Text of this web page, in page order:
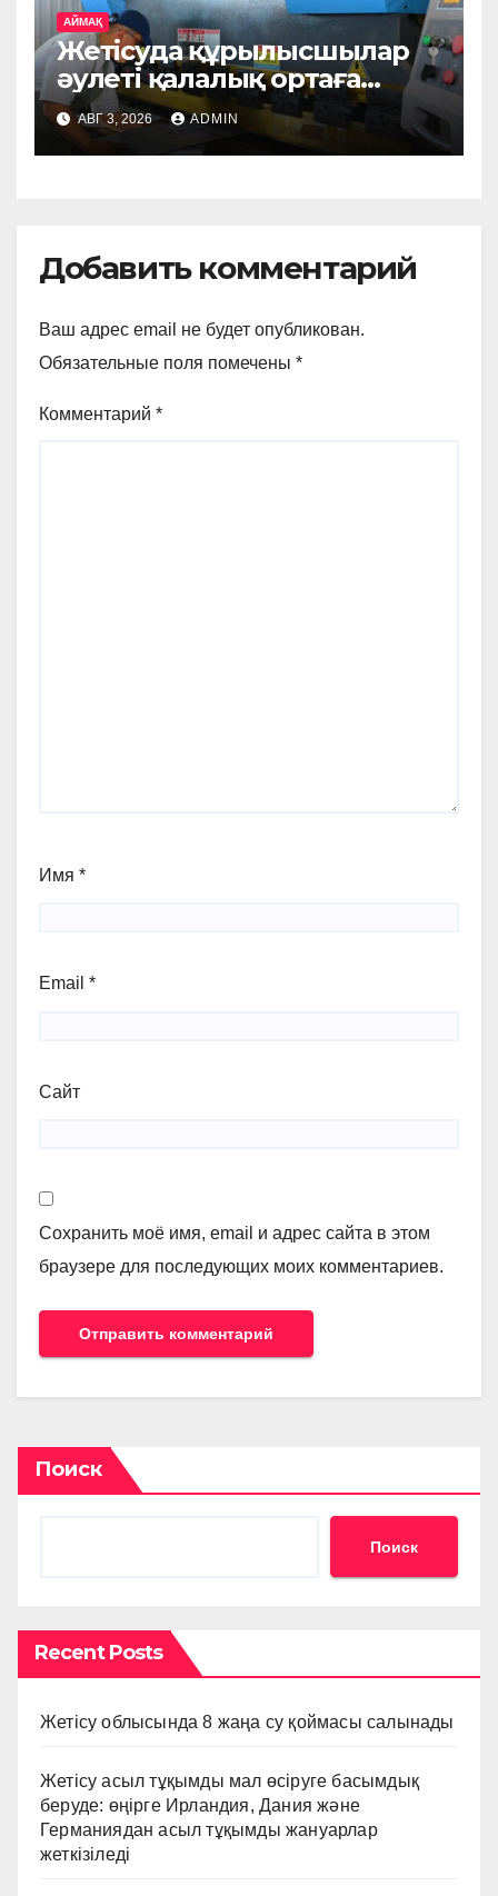
АЙМАҚ
Жетісуда құрылысшылар
әулеті қалалық ортаға
арналған металл
бұйымдарын шығаратын
өндірісті жолға қойды
АВГ 3, 2026 ADMIN
Добавить комментарий
Ваш адрес email не будет опубликован.
Обязательные поля помечены *
Комментарий *
Имя *
Email *
Сайт
Сохранить моё имя, email и адрес сайта в этом
браузере для последующих моих комментариев.
Поиск
Поиск
Recent Posts
Жетісу облысында 8 жаңа су қоймасы салынады
Жетісу асыл тұқымды мал өсіруге басымдық
беруде: өңірге Ирландия, Дания және
Германиядан асыл тұқымды жануарлар
жеткізіледі